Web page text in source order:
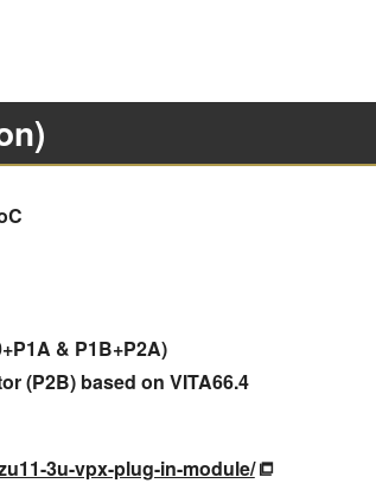
& P1B+P2A)
(P2B) based on VITA66.4
3u-vpx-plug-in-module/